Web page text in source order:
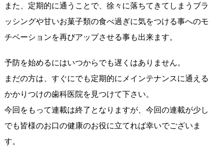
また、定期的に通うことで、徐々に落ちてきてしまうブラ
ッシングや甘いお菓子類の食べ過ぎに気をつける事へのモ
チベーションを再びアップさせる事も出来ます。
予防を始めるにはいつからでも遅くはありません。
まだの方は、すぐにでも定期的にメインテナンスに通える
かかりつけの歯科医院を見つけて下さい。
今回をもって連載は終了となりますが、今回の連載が少し
でも皆様のお口の健康のお役に立てれば幸いでございま
す。